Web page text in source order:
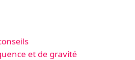
et de gravité